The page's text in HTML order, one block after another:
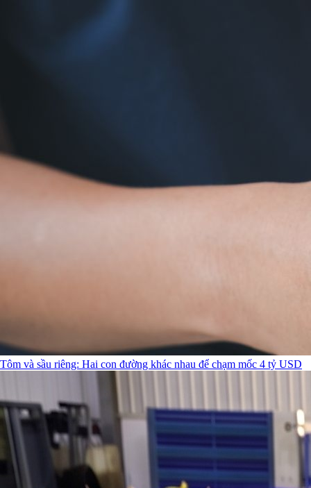
Tôm và sầu riêng: Hai con đường khác nhau để chạm mốc 4 tỷ USD